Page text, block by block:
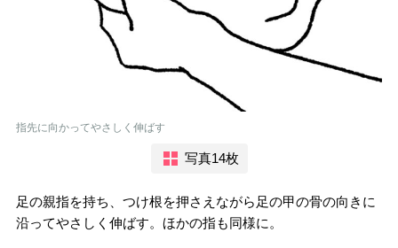
指先に向かってやさしく伸ばす
写真14枚
足の親指を持ち、つけ根を押さえながら足の甲の骨の向きに
沿ってやさしく伸ばす。ほかの指も同様に。